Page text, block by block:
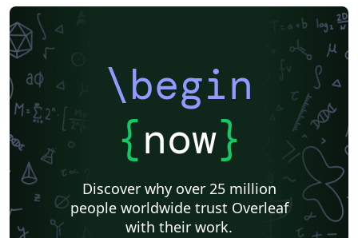
\begin
{now}
Discover why over 25 million
people worldwide trust Overleaf
with their work.